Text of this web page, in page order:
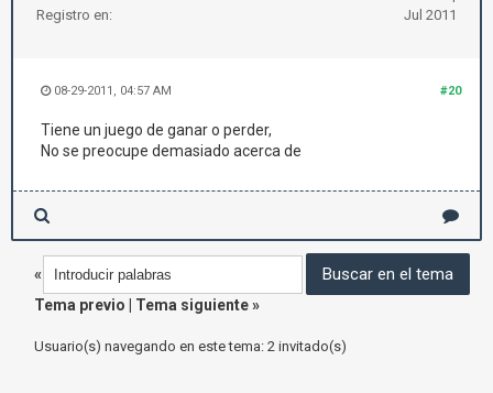
Registro en:
Jul 2011
#20
08-29-2011, 04:57 AM
Tiene un juego de ganar o perder,
No se preocupe demasiado acerca de
«
Tema previo
Tema siguiente»
Usuario(s) navegando en este tema: 2 invitado(s)